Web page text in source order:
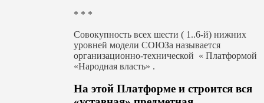
* * *
Совокупность всех шести ( 1..6-й) нижних
уровней модели СОЮЗа называется
организационно-технической « Платформой
«Народная власть» .
На этой Платформе и строится вся